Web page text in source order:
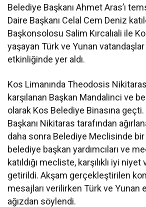
Belediye Başkanı Ahmet Aras’ı
Daire Başkanı Celal Cem Deniz
Başkonsolosu Salim Kırcalıali ile
yaşayan Türk ve Yunan
etkinliğinde yer aldı.
Kos Limanında Theodosis
karşılanan Başkan Mandalinci ve
olarak Kos Belediye Binasına
Başkanı Nikitaras tarafından
daha sonra Belediye Meclisinde bir
belediye başkan yardımcıları ve
katıldığı mecliste, karşılıklı iyi
getirildi. Akşam gerçekleştirilen
mesajları verilirken Türk ve Yunan
ağızdan söylendi.